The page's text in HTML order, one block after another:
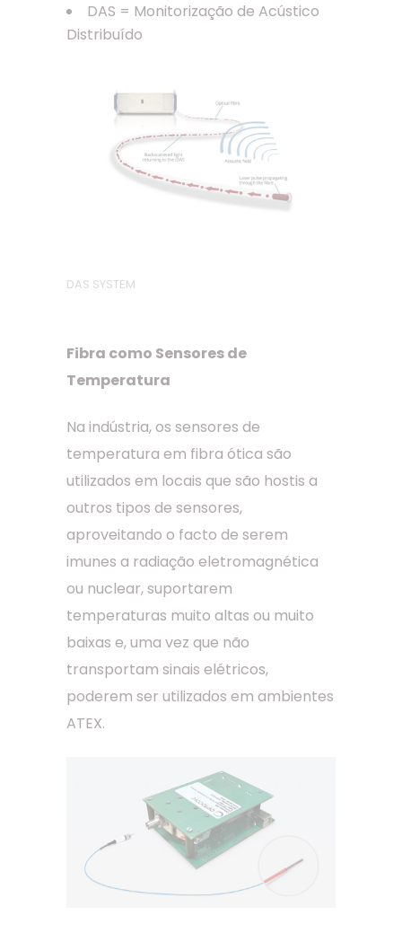
DAS = Monitorização de Acústico
Distribuído
DAS SYSTEM
Fibra como Sensores de
Temperatura
Na indústria, os sensores de
temperatura em fibra ótica são
utilizados em locais que são hostis a
outros tipos de sensores,
aproveitando o facto de serem
imunes a radiação eletromagnética
ou nuclear, suportarem
temperaturas muito altas ou muito
baixas e, uma vez que não
transportam sinais elétricos,
poderem ser utilizados em ambientes
ATEX.